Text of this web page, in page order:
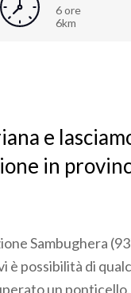
6 ore
6km
e
in
Sambughera
è possibilità di
un